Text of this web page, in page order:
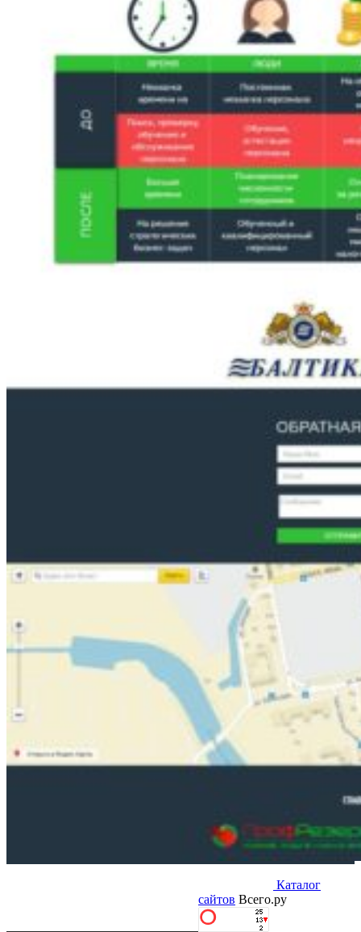
Каталог
сайтов Всего.ру